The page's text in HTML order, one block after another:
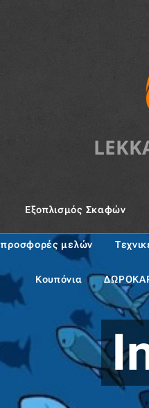
Εξoπλισμός Σκαφών
προσφορές μελών
Κουπόνια